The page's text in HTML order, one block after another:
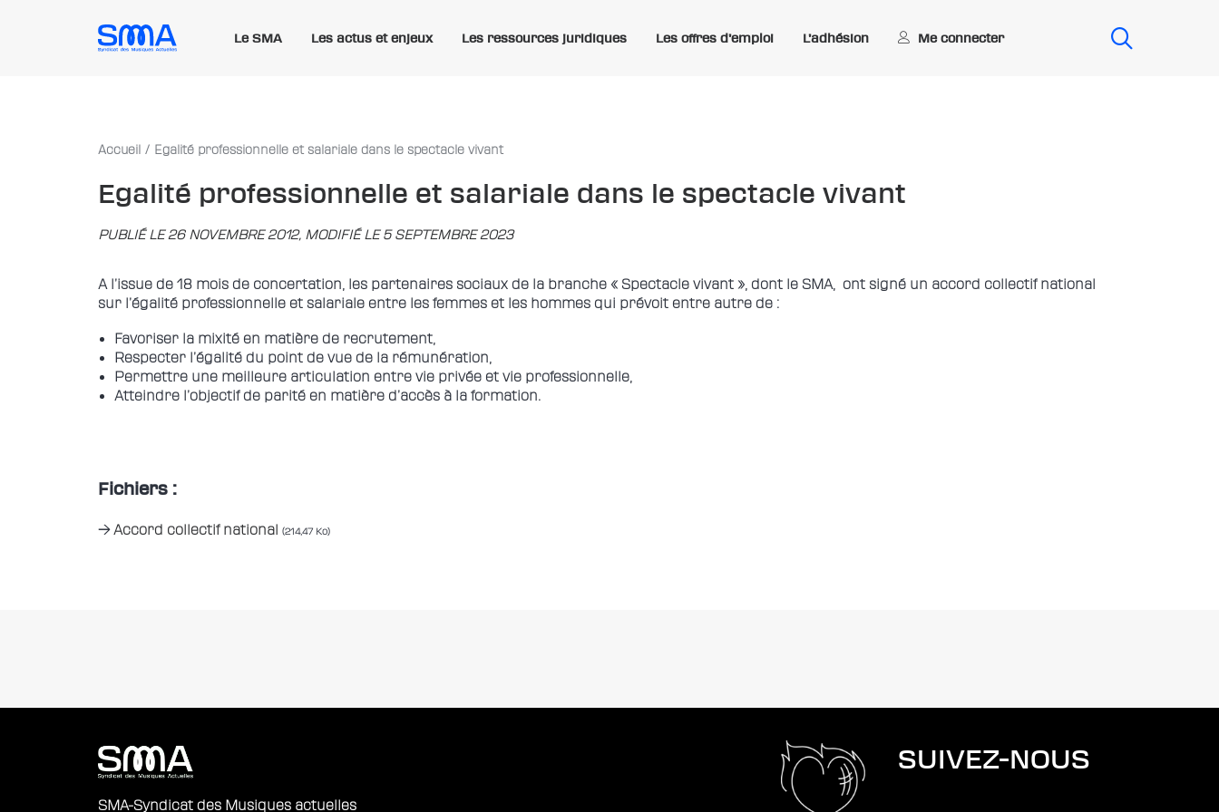
Le SMA Les actus et enjeux Les ressources juridiques Les offres d’emploi L’adhésion Me connecter
Accueil Egalité professionnelle et salariale dans le spectacle vivant
Egalité professionnelle et salariale dans le spectacle vivant
PUBLIÉ LE 26 NOVEMBRE 2012, MODIFIÉ LE 5 SEPTEMBRE 2023
A l’issue de 18 mois de concertation, les partenaires sociaux de la branche « Spectacle vivant », dont le SMA, ont signé un accord collectif national
sur l’égalité professionnelle et salariale entre les femmes et les hommes qui prévoit entre autre de :
Favoriser la mixité en matière de recrutement,
Respecter l’égalité du point de vue de la rémunération,
Permettre une meilleure articulation entre vie privée et vie professionnelle,
Atteindre l’objectif de parité en matière d’accès à la formation.
Fichiers :
Accord collectif national (214,47 Ko)
SMA-Syndicat des Musiques actuelles
SUIVEZ-NOUS